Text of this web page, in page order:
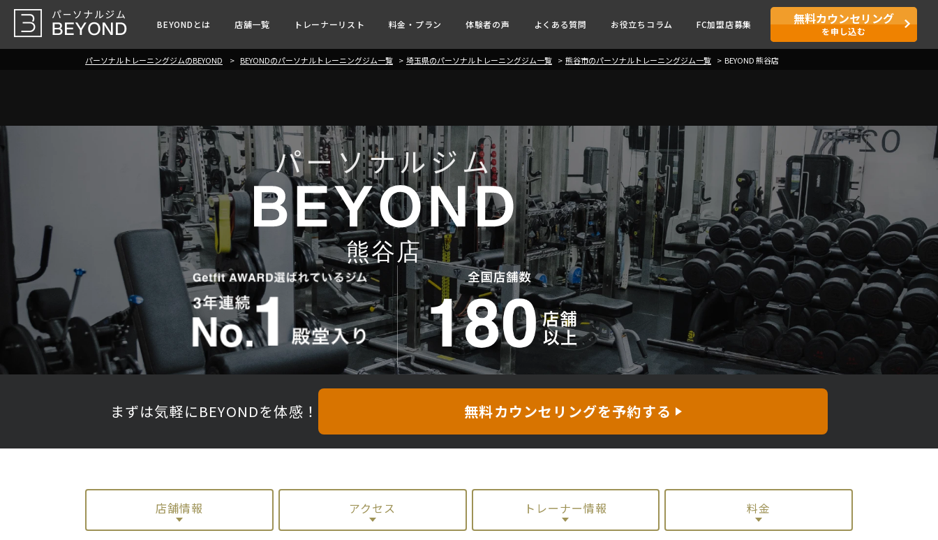
無料カウンセリング
を申し込む
BEYONDとは 店舗一覧 トレーナーリスト 料金・プラン 体験者の声 よくある質問 お役立ちコラム FC加盟店募集
パーソナルトレーニングジムのBEYOND BEYONDのパーソナルトレーニングジム一覧 埼玉県のパーソナルトレーニングジム一覧 熊谷市のパーソナルトレーニングジム一覧 BEYOND 熊谷店
パーソナルジム
熊谷店
まずは気軽にBEYONDを体感！ 無料カウンセリングを予約する
店舗情報 アクセス トレーナー情報 料金